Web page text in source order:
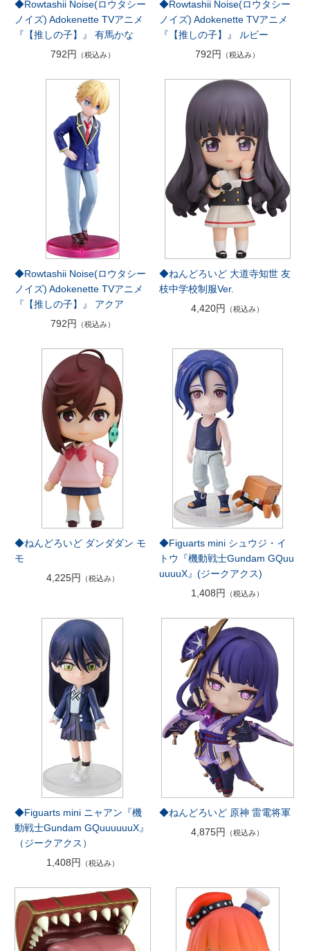
◆Rowtashii Noise(ロウタシー
ノイズ) Adokenette TVアニメ
『【推しの子】』 有馬かな
792円
（税込み）
◆Rowtashii Noise(ロウタシー
ノイズ) Adokenette TVアニメ
『【推しの子】』 ルビー
792円
（税込み）
◆Rowtashii Noise(ロウタシー
ノイズ) Adokenette TVアニメ
『【推しの子】』 アクア
792円
（税込み）
◆ねんどろいど 大道寺知世 友
枝中学校制服Ver.
4,420円
（税込み）
◆ねんどろいど ダンダダン モ
モ
4,225円
（税込み）
◆Figuarts mini シュウジ・イ
トウ『機動戦士Gundam GQuu
uuuuX』(ジークアクス)
1,408円
（税込み）
◆Figuarts mini ニャアン『機
動戦士Gundam GQuuuuuuX』
（ジークアクス）
1,408円
（税込み）
◆ねんどろいど 原神 雷電将軍
4,875円
（税込み）